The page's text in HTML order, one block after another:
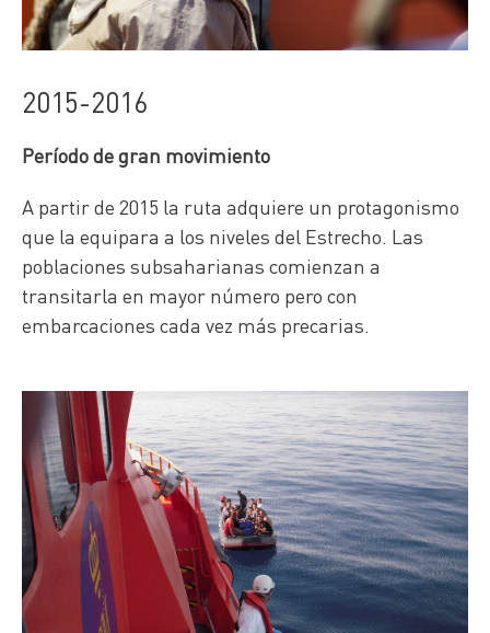
2015-2016
Período de gran movimiento
A partir de 2015 la ruta adquiere un protagonismo
que la equipara a los niveles del Estrecho. Las
poblaciones subsaharianas comienzan a
transitarla en mayor número pero con
embarcaciones cada vez más precarias.